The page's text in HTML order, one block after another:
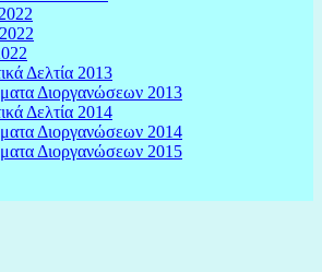
Δελτία 2013
Διοργανώσεων 2013
Δελτία 2014
Διοργανώσεων 2014
Διοργανώσεων 2015